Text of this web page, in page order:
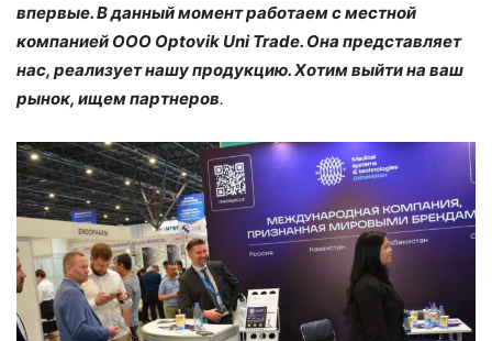
впервые. В данный момент работаем с местной
компанией ООО Optovik Uni Trade. Она представляет
нас, реализует нашу продукцию. Хотим выйти на ваш
рынок, ищем партнеров.